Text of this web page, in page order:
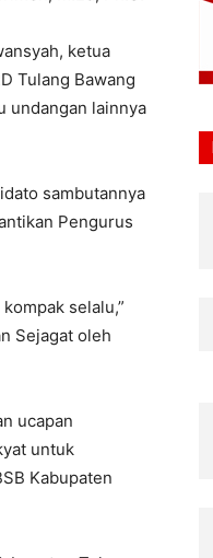
ketua
Tulang Bawang
undangan lainnya
sambutannya
Pengurus
selalu,”
Sejagat oleh
ucapan
untuk
Kabupaten